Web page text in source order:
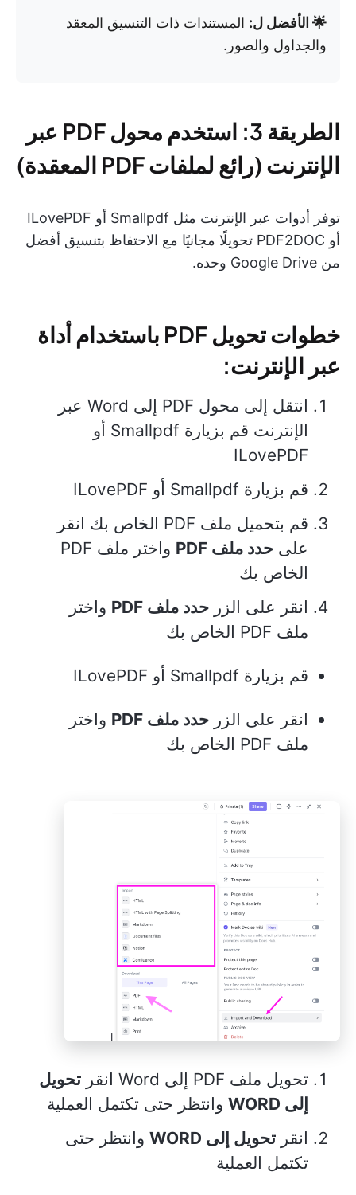
🌟 الأفضل ل: المستندات ذات التنسيق المعقد
والجداول والصور.
الطريقة 3: استخدم محول PDF عبر
الإنترنت (رائع لملفات PDF المعقدة)
توفر أدوات عبر الإنترنت مثل Smallpdf أو ILovePDF
أو PDF2DOC تحويلًا مجانيًا مع الاحتفاظ بتنسيق أفضل
من Google Drive وحده.
خطوات تحويل PDF باستخدام أداة
عبر الإنترنت:
انتقل إلى محول PDF إلى Word عبر
الإنترنت قم بزيارة Smallpdf أو
ILovePDF
قم بزيارة Smallpdf أو ILovePDF
قم بتحميل ملف PDF الخاص بك انقر
على حدد ملف PDF
واختر ملف PDF
الخاص بك
انقر على الزر حدد ملف PDF
واختر
ملف PDF الخاص بك
قم بزيارة Smallpdf أو ILovePDF
انقر على الزر حدد ملف PDF
واختر
ملف PDF الخاص بك
تحويل ملف PDF إلى Word انقر
تحويل
إلى WORD
وانتظر حتى تكتمل العملية
انقر تحويل إلى WORD
وانتظر حتى
تكتمل العملية